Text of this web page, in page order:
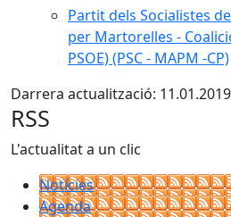
Partit dels Socialistes
per Martorelles -
PSOE) (PSC - MAPM -CP)
Darrera actualització:
RSS
L'actualitat a un clic
Notícies
Agenda